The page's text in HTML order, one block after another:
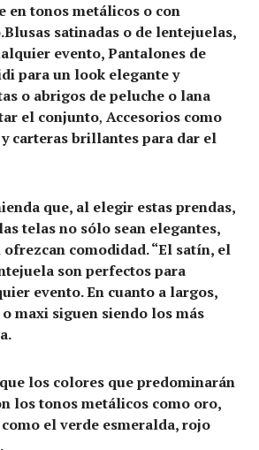
en tonos metálicos o con
Blusas satinadas o de lentejuelas,
evento, Pantalones de
para un look elegante y
o abrigos de peluche o lana
el conjunto,Accesorios como
carteras brillantes para dar el
que, al elegir estas prendas,
telas no sólo sean elegantes,
comodidad. “El satín, el
son perfectos para
evento. En cuanto a largos,
maxi siguen siendo los más
los colores que predominarán
los tonos metálicos como oro,
el verde esmeralda, rojo